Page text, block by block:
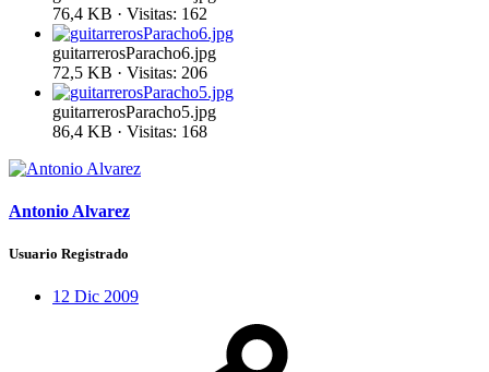
76,4 KB · Visitas: 162
guitarrerosParacho6.jpg
72,5 KB · Visitas: 206
guitarrerosParacho5.jpg
86,4 KB · Visitas: 168
Antonio Alvarez
Usuario Registrado
12 Dic 2009